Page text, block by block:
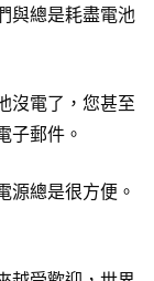
與總是耗盡電池
沒電了，您甚至
子郵件。
源總是很方便。